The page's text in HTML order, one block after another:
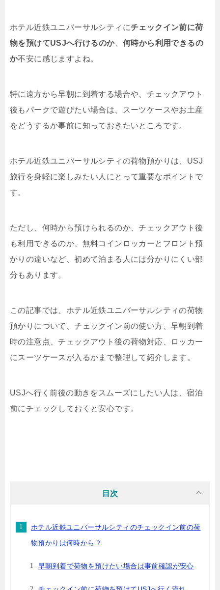
ホテル近鉄ユニバーサルシティにチェックイン前に荷
物を預けてUSJへ行けるのか、何時から利用できるの
か不安に感じますよね。
特に遠方から早朝に到着する場合や、チェックアウト
後もパークで遊びたい場合は、スーツケースやお土産
をどうするか事前に知っておきたいところです。
ホテル近鉄ユニバーサルシティの荷物預かりは、USJ
旅行を身軽に楽しみたい人にとって重要なポイントで
す。
ただし、何時から預けられるのか、チェックアウト後
も利用できるのか、無料コインロッカーとフロント預
かりの違いなど、初めて泊まる人には分かりにくい部
分もあります。
この記事では、ホテル近鉄ユニバーサルシティの荷物
預かりについて、チェックイン前の使い方、早朝到着
時の注意点、チェックアウト後の荷物対応、ロッカー
にスーツケースが入るかまで整理して紹介します。
USJへ行く前後の動きをスムーズにしたい人は、宿泊
前にチェックしておくと安心です。
目次
ホテル近鉄ユニバーサルシティのチェックイン前の荷
物預かりは何時から？
早朝到着で荷物を預けたい場合は事前確認が安心